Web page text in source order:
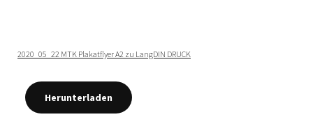
2020_05_22 MTK Plakatflyer A2 zu LangDIN DRUCK
Herunterladen